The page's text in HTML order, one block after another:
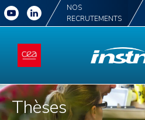
NOS
RECRUTEMENTS
Thèses